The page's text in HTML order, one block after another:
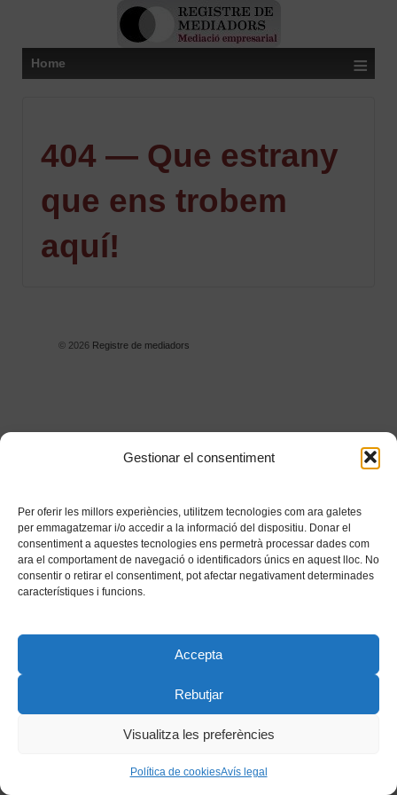
Gestionar el consentiment
Per oferir les millors experiències, utilitzem tecnologies com ara galetes
per emmagatzemar i/o accedir a la informació del dispositiu. Donar el
consentiment a aquestes tecnologies ens permetrà processar dades com
ara el comportament de navegació o identificadors únics en aquest lloc. No
consentir o retirar el consentiment, pot afectar negativament determinades
característiques i funcions.
Accepta
Rebutjar
Visualitza les preferències
Política de cookiesAvís legal
Home ≡
404 — Que estrany
que ens trobem
aquí!
© 2026Registre de mediadors